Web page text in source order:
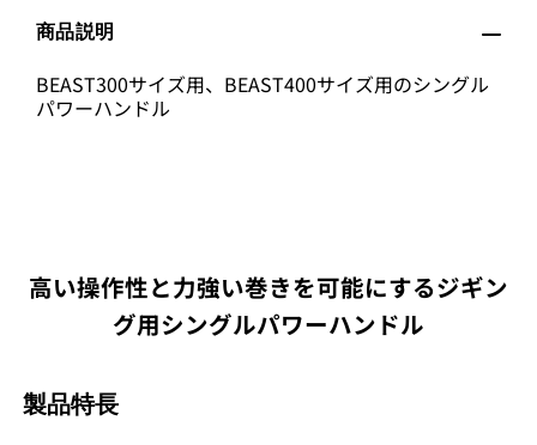
商品説明
BEAST300サイズ用、BEAST400サイズ用のシングル
パワーハンドル
高い操作性と力強い巻きを可能にするジギン
グ用シングルパワーハンドル
製品特長